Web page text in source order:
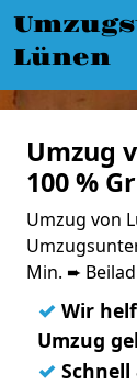
Lünen
Umzug
100 %
Umzug von
Min. ➨
✓ Wir
Umzug
✓